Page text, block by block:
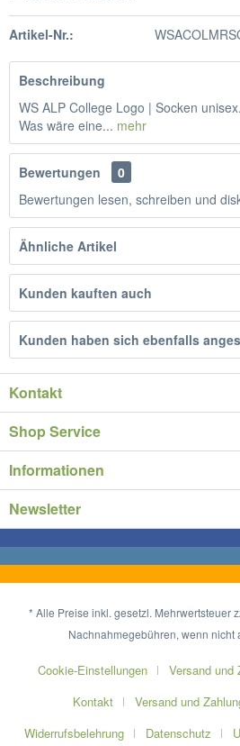
Artikel-Nr.:
Beschreibung
WS ALP College Logo | Socken
Was wäre eine... mehr
Bewertungen
0
Bewertungen lesen, schreiben und
Ähnliche Artikel
Kunden kauften auch
Kunden haben sich ebenfalls
Kontakt
Shop Service
Informationen
Newsletter
* Alle Preise inkl. gesetzl. Mehrwertsteuer
Nachnahmegebühren, wenn nicht
Cookie-Einstellungen
Versand und
Kontakt
Versand und
Widerrufsbelehrung
Datenschutz